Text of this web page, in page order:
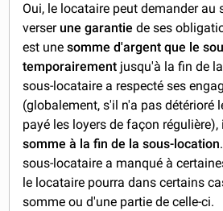
Oui, le locataire peut demander au
verser une garantie de ses
est unesomme d'argent que le
temporairement jusqu'à la fin de
sous-locataire a respecté ses
(globalement, s'il n'a pas détérioré
payé les loyers de façon régulière),
somme à la fin de la sous-location
sous-locataire a manqué à
le locataire pourra dans certains
somme ou d'une partie de celle-ci.